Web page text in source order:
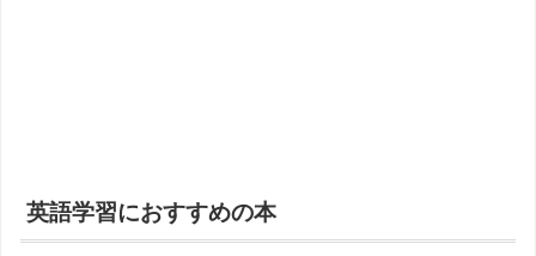
英語学習におすすめの本